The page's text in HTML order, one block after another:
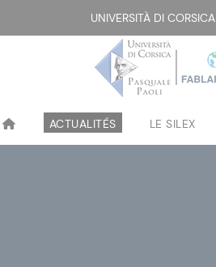
UNIVERSITÀ DI CORSICA
ACTUALITÉS LE SILEX